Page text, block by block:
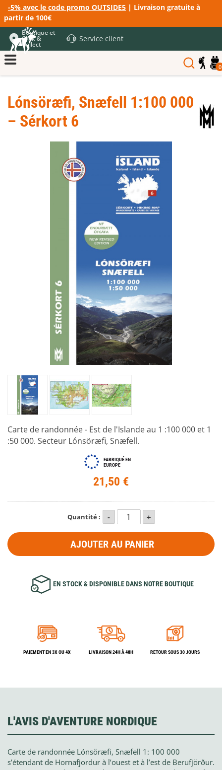
-5% avec le code promo OUTSIDE5 | Livraison gratuite à
partir de 100€
Boutique et
Click &
Collect
Service client
0
Lónsöræfi, Snæfell 1:100 000
– Sérkort 6
Carte de randonnée - Est de l'Islande au 1 :100 000 et 1
:50 000. Secteur Lónsöræfi, Snæfell.
FABRIQUÉ EN
EUROPE
21,50 €
Quantité :
AJOUTER AU PANIER
EN STOCK & DISPONIBLE DANS NOTRE BOUTIQUE
PAIEMENT EN 3X OU 4X LIVRAISON 24H À 48H RETOUR SOUS 30 JOURS
L'AVIS D'AVENTURE NORDIQUE
Carte de randonnée Lónsöræfi, Snæfell 1: 100 000
s’étendant de Hornafjordur à l’ouest et à l’est de Berufjörður.